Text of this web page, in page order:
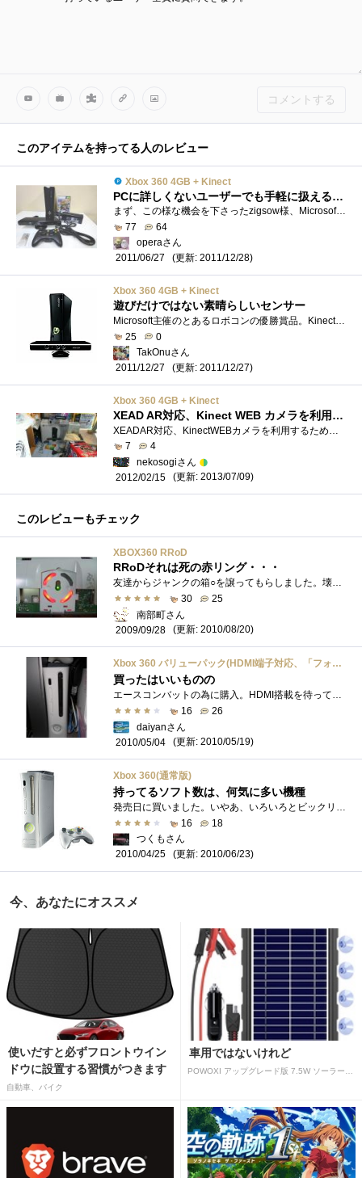
コメントする
このアイテムを持ってる人のレビュー
Xbox 360 4GB + Kinect
PCに詳しくないユーザーでも手軽に扱えるマルチメディア対応の高性能ゲーム機です♪
まず、この様な機会を下さったzigsow様、Microsoft様、プレミアムレビュー関係者の皆々様、本当に有難う御座います♪今回の【Xbox3604GB+Kinect】レビュ...
77
64
operaさん
2011/06/27
(更新: 2011/12/28)
Xbox 360 4GB + Kinect
遊びだけではない素晴らしいセンサー
Microsoft主催のとあるロボコンの優勝賞品。Kinect™アドベンチャー!もセットでついてきた。何がすごいかって言えば、やっぱりコントローラーがな�...
25
0
TakOnuさん
2011/12/27
(更新: 2011/12/27)
Xbox 360 4GB + Kinect
XEAD AR対応、Kinect WEB カメラを利用するために買いました
7
4
nekosogiさん
2012/02/15
(更新: 2013/07/09)
このレビューもチェック
XBOX360 RRoD
RRoDそれは死の赤リング・・・
友達からジャンクの箱○を譲ってもらしました。壊れて修理しようとしたけど、トルクスネジないから途中であきらめたらしいです(そのせいで外�...
30
25
南部町さん
2009/09/28
(更新: 2010/08/20)
Xbox 360 バリューパック(HDMI端子対応、「フォルツァ モータースポーツ 2」「あつまれピニャータ」同梱)
買ったはいいものの
エースコンバットの為に購入。HDMI搭載を待ってました。とはいえ殆どのゲームが720p止まりなのであまりHDMIの恩恵が受けられてないような。やり�...
16
26
daiyanさん
2010/05/04
(更新: 2010/05/19)
Xbox 360(通常版)
持ってるソフト数は、何気に多い機種
発売日に買いました。いやあ、いろいろとビックリの初期型ですｗまず最初のビックリ、「箱が重え！！」でした。手がちぎれるかと思うほどの�...
16
18
つくもさん
2010/04/25
(更新: 2010/06/23)
今、あなたにオススメ
使いだすと必ずフロントウイン
ドウに設置する習慣がつきます
自動車、バイク
車用ではないけれど